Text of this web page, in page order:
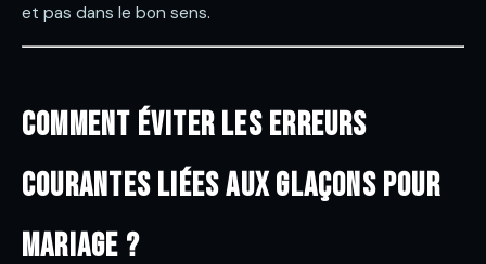
et pas dans le bon sens.
Comment éviter les erreurs
courantes liées aux glaçons pour
mariage ?